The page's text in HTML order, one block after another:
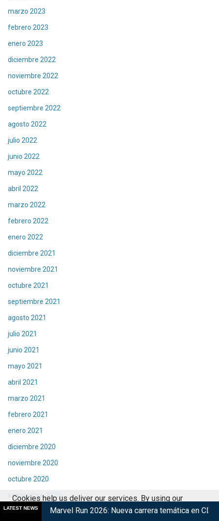
marzo 2023
febrero 2023
enero 2023
diciembre 2022
noviembre 2022
octubre 2022
septiembre 2022
agosto 2022
julio 2022
junio 2022
mayo 2022
abril 2022
marzo 2022
febrero 2022
enero 2022
diciembre 2021
noviembre 2021
octubre 2021
septiembre 2021
agosto 2021
julio 2021
junio 2021
mayo 2021
abril 2021
marzo 2021
febrero 2021
enero 2021
diciembre 2020
noviembre 2020
octubre 2020
septiembre 2020
agosto 2020
LATEST NEWS
Run 2026: Nueva carrera temática en CDMX Retorna
Cookies help us deliver our services. By using our
services, you agree to our use of cookies.
Got it